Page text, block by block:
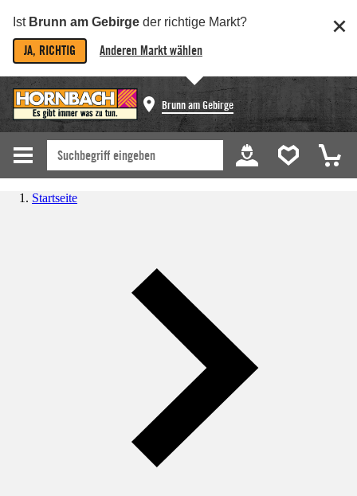
Ist Brunn am Gebirge der richtige Markt?
JA, RICHTIG Anderen Markt wählen
Brunn am Gebirge
Startseite